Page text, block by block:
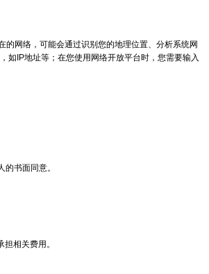
网络，可能会通过识别您的地理位置、分析系统网
如IP地址等；在您使用网络开放平台时，您需要输入
书面同意。
相关费用。